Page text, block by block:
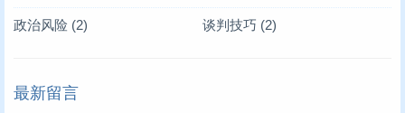
政治风险 (2) 谈判技巧 (2)
最新留言